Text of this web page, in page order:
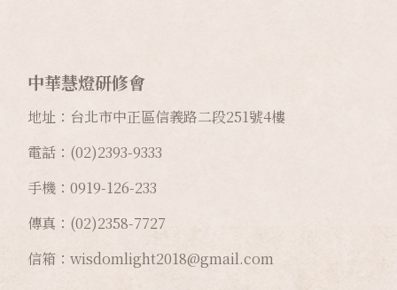
中華慧燈研修會
地址：台北市中正區信義路二段251號4樓
電話：(02)2393-9333
手機：0919-126-233
傳真：(02)2358-7727
信箱：wisdomlight2018@gmail.com